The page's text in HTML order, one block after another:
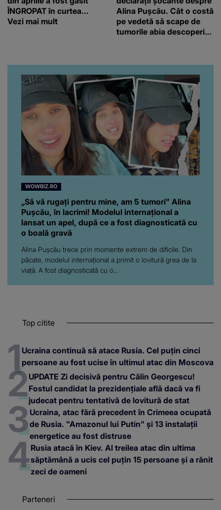
ÎNGROPAT în curtea...
Vezi mai mult
Alina Pușcău. Cât o costă
pe vedetă să scape de
tumorile abia descoperite
fonduri.”
WOWBIZ.RO
„Să vă rugați pentru mine, am 5 tumori” Alina
Pușcău, în lacrimi! Modelul internațional a
lansat un apel, după ce a fost diagnosticată cu
o boală gravă
Alina Pușcău trece prin momente extrem de dificile. Din
păcate, modelul internațional a primit o lovitură grea de la
viață. A fost diagnosticată cu o...
Top citite
Ucraina continuă să atace Rusia. Cel puțin cinci
persoane au fost ucise în ultimul atac din Moscova
UPDATE Zi decisivă pentru Călin Georgescu!
Fostul candidat la prezidențiale află dacă va fi
judecat pentru tentativă de lovitură de stat
Ucraina, atac fără precedent în Crimeea ocupată
de Rusia. "Amazonul lui Putin" și 13 instalații
energetice au fost distruse
Rusia atacă în Kiev. Al treilea atac din ultima
săptămână a ucis cel puțin 15 persoane și a rănit
zeci de oameni
Parteneri